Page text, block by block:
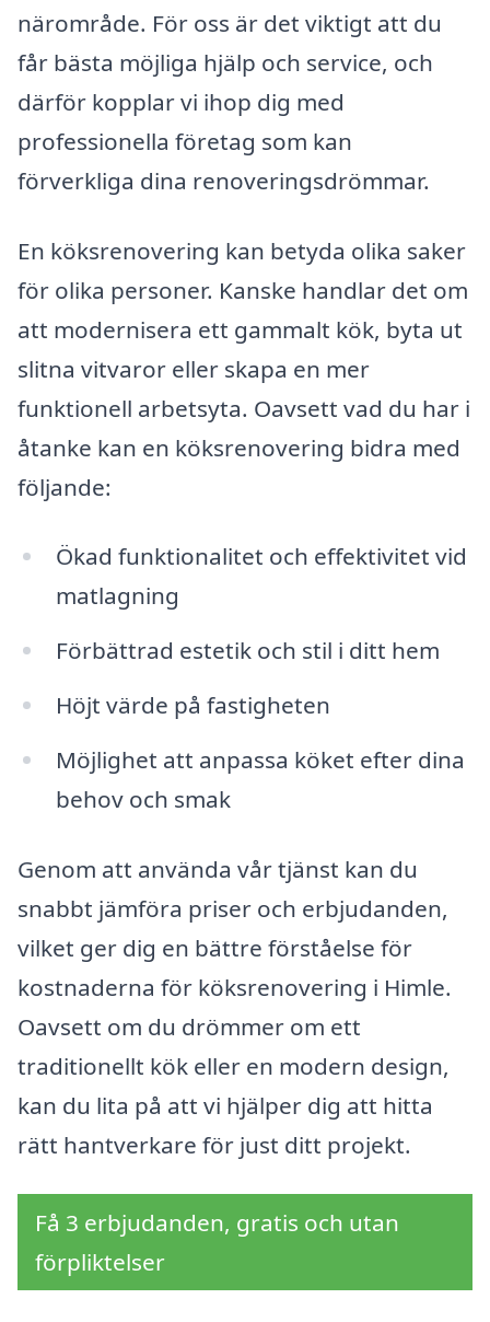
närområde. För oss är det viktigt att du
får bästa möjliga hjälp och service, och
därför kopplar vi ihop dig med
professionella företag som kan
förverkliga dina renoveringsdrömmar.
En köksrenovering kan betyda olika saker
för olika personer. Kanske handlar det om
att modernisera ett gammalt kök, byta ut
slitna vitvaror eller skapa en mer
funktionell arbetsyta. Oavsett vad du har i
åtanke kan en köksrenovering bidra med
följande:
Ökad funktionalitet och effektivitet vid
matlagning
Förbättrad estetik och stil i ditt hem
Höjt värde på fastigheten
Möjlighet att anpassa köket efter dina
behov och smak
Genom att använda vår tjänst kan du
snabbt jämföra priser och erbjudanden,
vilket ger dig en bättre förståelse för
kostnaderna för köksrenovering i Himle.
Oavsett om du drömmer om ett
traditionellt kök eller en modern design,
kan du lita på att vi hjälper dig att hitta
rätt hantverkare för just ditt projekt.
Få 3 erbjudanden, gratis och utan
förpliktelser